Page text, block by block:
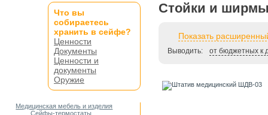
Что вы
собираетесь
хранить в сейфе?
Ценности
Документы
Ценности и
документы
Оружие
Медицинская мебель и изделия
Сейфы-термостаты
Стойки и
Показать
Выводить: от бюджетных к
Лоток-
75мм
114
р.
114 р.
ПОКУПОК
Товаров